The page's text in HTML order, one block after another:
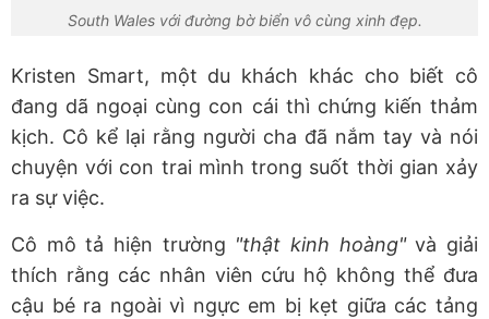
South Wales với đường bờ biển vô cùng xinh đẹp.
Kristen Smart, một du khách khác cho biết cô
đang dã ngoại cùng con cái thì chứng kiến thảm
kịch. Cô kể lại rằng người cha đã nắm tay và nói
chuyện với con trai mình trong suốt thời gian xảy
ra sự việc.
Cô mô tả hiện trường "thật kinh hoàng" và giải
thích rằng các nhân viên cứu hộ không thể đưa
cậu bé ra ngoài vì ngực em bị kẹt giữa các tảng